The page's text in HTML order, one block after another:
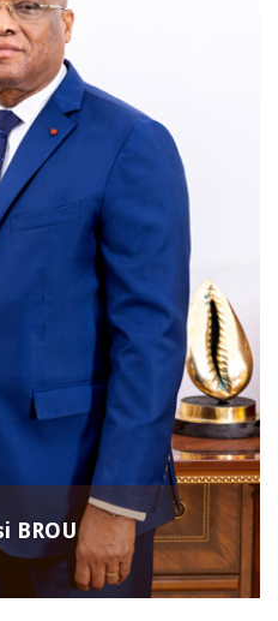
BROU